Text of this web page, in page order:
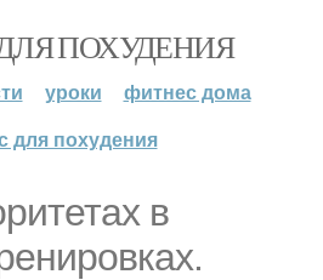
ПОХУДЕНИЯ
уроки
фитнес дома
для похудения
в